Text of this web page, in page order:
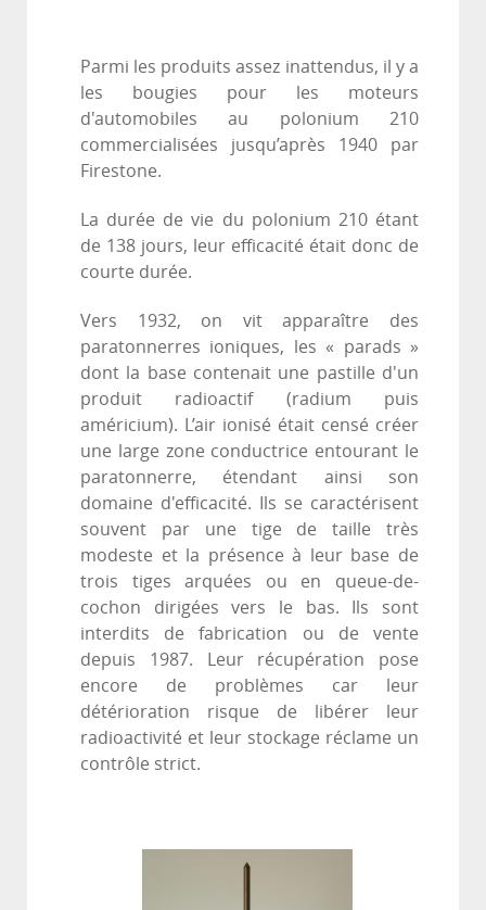
Parmi les produits assez inattendus, il y a
les bougies pour les moteurs
d'automobiles au polonium 210
commercialisées jusqu’après 1940 par
Firestone.
La durée de vie du polonium 210 étant
de 138 jours, leur efficacité était donc de
courte durée.
Vers 1932, on vit apparaître des
paratonnerres ioniques, les « parads »
dont la base contenait une pastille d'un
produit radioactif (radium puis
américium). L’air ionisé était censé créer
une large zone conductrice entourant le
paratonnerre, étendant ainsi son
domaine d'efficacité. Ils se caractérisent
souvent par une tige de taille très
modeste et la présence à leur base de
trois tiges arquées ou en queue-de-
cochon dirigées vers le bas. Ils sont
interdits de fabrication ou de vente
depuis 1987. Leur récupération pose
encore de problèmes car leur
détérioration risque de libérer leur
radioactivité et leur stockage réclame un
contrôle strict.